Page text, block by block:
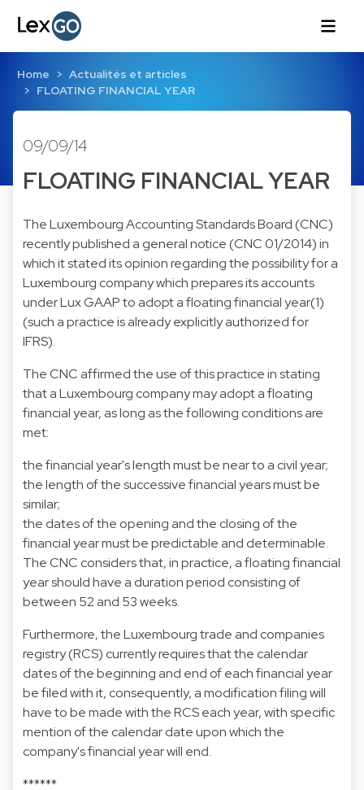
Home
Actualités et articles
FLOATING FINANCIAL YEAR
09/09/14
FLOATING FINANCIAL YEAR
The Luxembourg Accounting Standards Board (CNC)
recently published a general notice (CNC 01/2014) in
which it stated its opinion regarding the possibility for a
Luxembourg company which prepares its accounts
under Lux GAAP to adopt a floating financial year(1)
(such a practice is already explicitly authorized for
IFRS).
The CNC affirmed the use of this practice in stating
that a Luxembourg company may adopt a floating
financial year, as long as the following conditions are
met:
the financial year's length must be near to a civil year;
the length of the successive financial years must be
similar;
the dates of the opening and the closing of the
financial year must be predictable and determinable.
The CNC considers that, in practice, a floating financial
year should have a duration period consisting of
between 52 and 53 weeks.
Furthermore, the Luxembourg trade and companies
registry (RCS) currently requires that the calendar
dates of the beginning and end of each financial year
be filed with it, consequently, a modification filing will
have to be made with the RCS each year, with specific
mention of the calendar date upon which the
company's financial year will end.
******